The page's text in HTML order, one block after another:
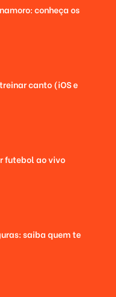
conheça os
canto (iOS e
futebol ao vivo
saiba quem te